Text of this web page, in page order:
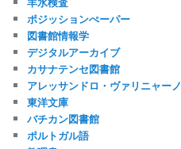
ポジッションぺーパー
図書館情報学
デジタルアーカイブ
カサナテンセ図書館
アレッサンドロ・ヴァリニャーノ
東洋文庫
バチカン図書館
ポルトガル語